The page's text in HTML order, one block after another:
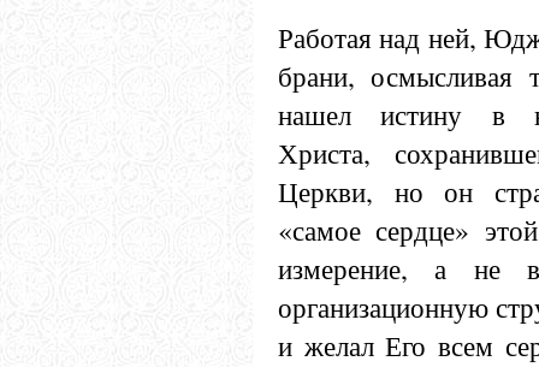
Работая над ней,
брани,
нашел истину в
Христа,
Церкви, но он
«самое сердце»
измерение, а не
организационную
и желал Его всем